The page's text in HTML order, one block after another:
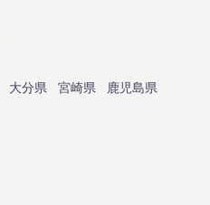
大分県 宮崎県
鹿児島県